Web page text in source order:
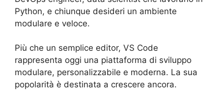
Python, e chiunque desideri un ambiente
modulare e veloce.
Più che un semplice editor, VS Code
rappresenta oggi una piattaforma di sviluppo
modulare, personalizzabile e moderna. La sua
popolarità è destinata a crescere ancora.